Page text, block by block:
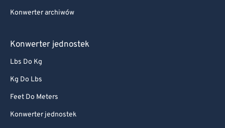
Konwerter archiwów
Konwerter jednostek
Lbs Do Kg
Kg Do Lbs
Feet Do Meters
Konwerter jednostek